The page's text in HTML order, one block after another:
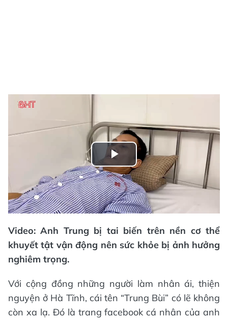
Play
Video
Video: Anh Trung bị tai biến trên nền cơ thể
khuyết tật vận động nên sức khỏe bị ảnh hưởng
nghiêm trọng.
Với cộng đồng những người làm nhân ái, thiện
nguyện ở Hà Tĩnh, cái tên “Trung Bùi” có lẽ không
còn xa lạ. Đó là trang facebook cá nhân của anh